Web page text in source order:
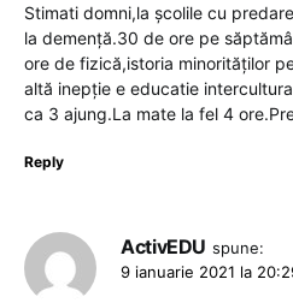
Stimati domni,la școlile cu
la demență.30 de ore pe
ore de fizică,istoria minorităților
altă inepție e educatie
ca 3 ajung.La mate la fel 4
Reply
ActivEDU spune:
9 ianuarie 2021 la